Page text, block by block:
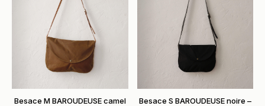
Besace M BAROUDEUSE camel
Besace S BAROUDEUSE noire –